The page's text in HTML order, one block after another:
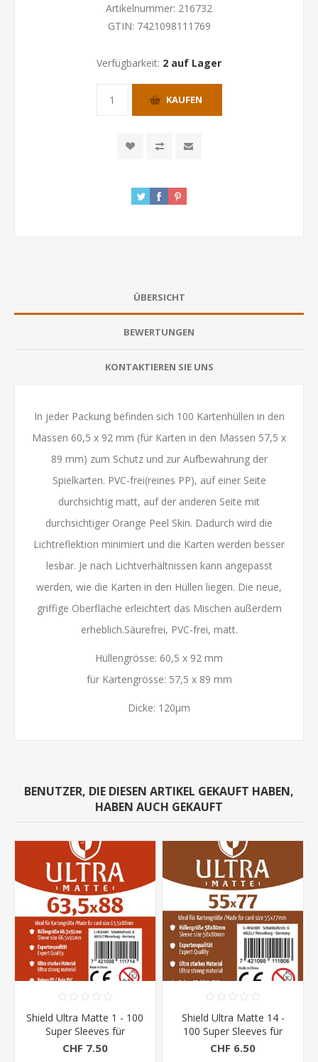
Artikelnummer: 216732
GTIN: 7421098111769
Verfügbarkeit: 2 auf Lager
KAUFEN
ÜBERSICHT
BEWERTUNGEN
KONTAKTIEREN SIE UNS
In jeder Packung befinden sich 100 Kartenhüllen in den
Massen 60,5 x 92 mm (für Karten in den Massen 57,5 x
89 mm) zum Schutz und zur Aufbewahrung der
Spielkarten. PVC-frei(reines PP), auf einer Seite
durchsichtig matt, auf der anderen Seite mit
durchsichtiger Orange Peel Skin. Dadurch wird die
Lichtreflektion minimiert und die Karten werden besser
lesbar. Je nach Lichtverhältnissen kann angepasst
werden, wie die Karten in den Hüllen liegen. Die neue,
griffige Oberfläche erleichtert das Mischen außerdem
erheblich.Säurefrei, PVC-frei, matt.
Hüllengrösse: 60,5 x 92 mm
für Kartengrösse: 57,5 x 89 mm
Dicke: 120µm
BENUTZER, DIE DIESEN ARTIKEL GEKAUFT HABEN,
HABEN AUCH GEKAUFT
Shield Ultra Matte 1 - 100
Super Sleeves für
Kartengrösse 63,5 x 88
CHF 7.50
Shield Ultra Matte 14 -
100 Super Sleeves für
Kartengrösse 55 x 77
CHF 6.50